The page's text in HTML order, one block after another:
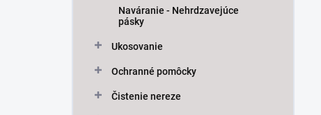
Naváranie - Nehrdzavejúce
pásky
Ukosovanie
Ochranné pomôcky
Čistenie nereze